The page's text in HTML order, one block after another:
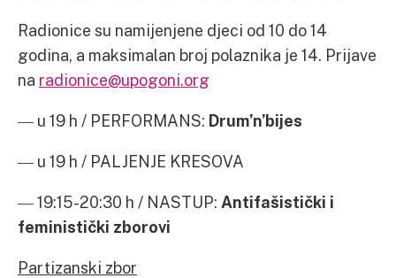
Radionice su namijenjene djeci od 10 do 14
godina, a maksimalan broj polaznika je 14. Prijave
na radionice@upogoni.org
― u 19 h / PERFORMANS: Drum’n’bijes
― u 19 h / PALJENJE KRESOVA
― 19:15-20:30 h / NASTUP: Antifašistički i
feministički zborovi
Partizanski zbor